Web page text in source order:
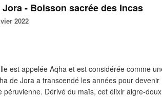
- Boisson sacrée des Incas
2022
est appelée Aqha et est considérée comme
de Jora a transcendé les années pour
péruvienne. Dérivé du maïs, cet élixir aigre-